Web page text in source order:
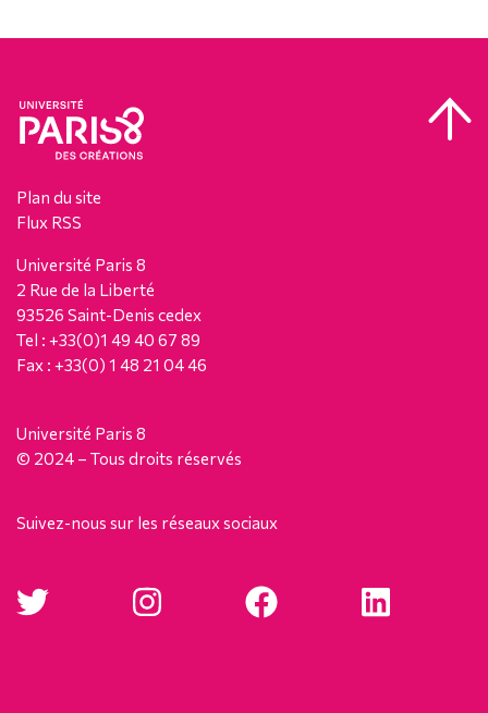
Plan du site
Flux RSS
Université Paris 8
2 Rue de la Liberté
93526 Saint-Denis cedex
Tel : +33(0)1 49 40 67 89
Fax : +33(0) 1 48 21 04 46
Université Paris 8
© 2024 – Tous droits réservés
Suivez-nous sur les réseaux sociaux